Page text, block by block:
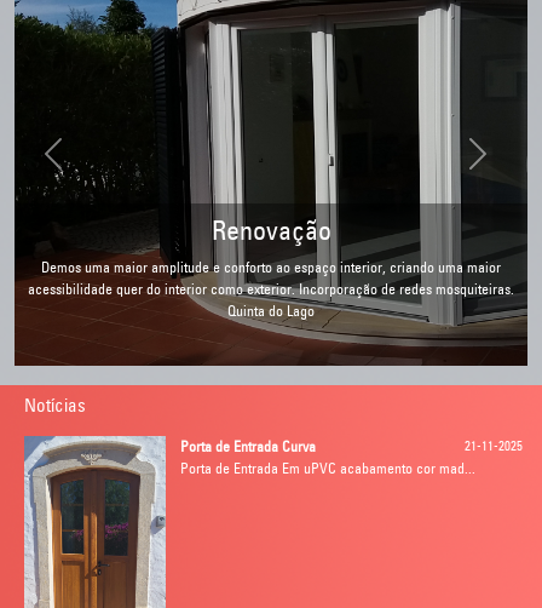
1995 - Primeira Loja-Exposição
Fomos pioneiros nas Janelas de Alta Qualidade no Algarve
Previous Next
Notícias
Porta de Entrada Curva 21-11-2025
Porta de Entrada Em uPVC acabamento cor mad...